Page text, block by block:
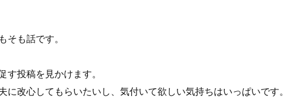
そも話です。
す投稿を見かけます。
に改心してもらいたいし、気付いて欲しい気持ちはいっぱいです。